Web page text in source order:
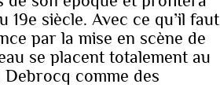
19e siècle. Avec ce qu’il faut
par la mise en scène de
se placent totalement au
comme des